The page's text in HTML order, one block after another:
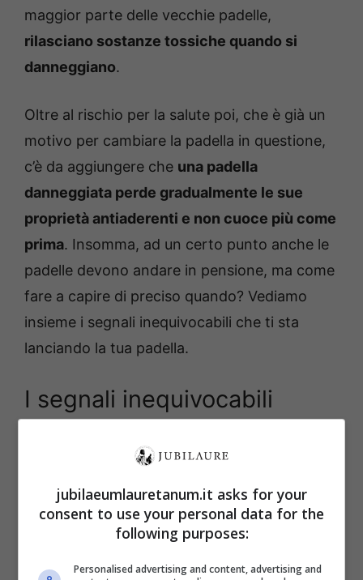
maggior parte delle vecchie padelle,
rilasciano sostanze tossiche quando si
danneggiano.
Oltre al rischio per la salute poi, che è già un
motivo per cambiare la padella in questione,
c’è da aggiungere che una padella
danneggiata perde gradualmente le sue
proprietà antiaderenti e non cuoce più come
prima. Insomma, ad un certo punto anche le
padelle devono andare in pensione, ma come
fare a capire di preciso quando? Vediamo
insieme i segnali inequivocabili che ti sta
lanciando la tua padella.
I segnali inequivocabili
jubilaeumlauretanum.it asks for your
consent to use your personal data for the
following purposes:
Personalised advertising and content, advertising and